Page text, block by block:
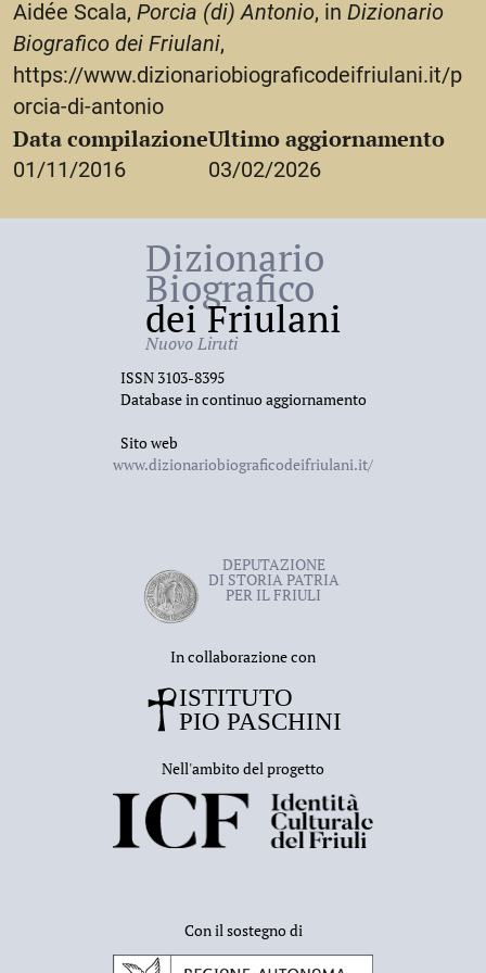
Porcia, la tela passò poi nel secolo scorso al la
famiglia Litta Visconti di Milano. Nel 1891 la
duchessa Eugenia Litta Visconti Arese lo donò alla
pinacoteca milanese di Brera.
Aidée Scala, Porcia (di) Antonio, in Dizionario
Biografico dei Friulani,
https://www.dizionariobiograficodeifriulani.it/p
orcia-di-antonio
Data compilazione
01/11/2016
Ultimo aggiornamento
03/02/2026
Dizionario
Biografico
dei Friulani
Nuovo Liruti
ISSN 3103-8395
Database in continuo aggiornamento
Sito web
www.dizionariobiograficodeifriulani.it/
DEPUTAZIONE
DI STORIA PATRIA
PER IL FRIULI
In collaborazione con
Nell'ambito del progetto
Con il sostegno di